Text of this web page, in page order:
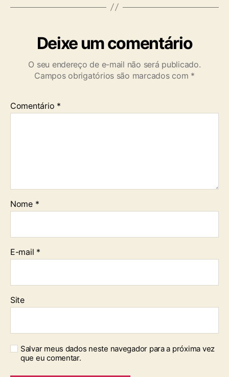
Deixe um comentário
O seu endereço de e-mail não será publicado.
Campos obrigatórios são marcados com *
Comentário *
Nome *
E-mail *
Site
Salvar meus dados neste navegador para a próxima vez
que eu comentar.